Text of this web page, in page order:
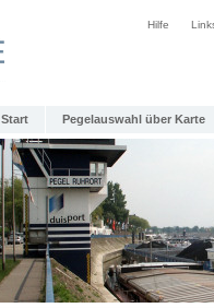
Hilfe
Start Pegelauswahl über Karte